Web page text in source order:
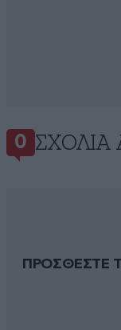
0
ΠΡΟΣΘΕΣΤΕ